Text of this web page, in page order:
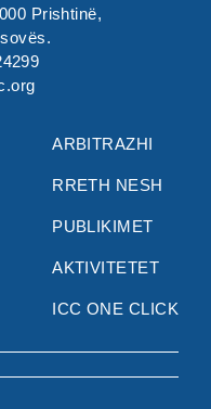
Prishtinë,
ARBITRAZHI
RRETH NESH
PUBLIKIMET
AKTIVITETET
ICC ONE CLICK